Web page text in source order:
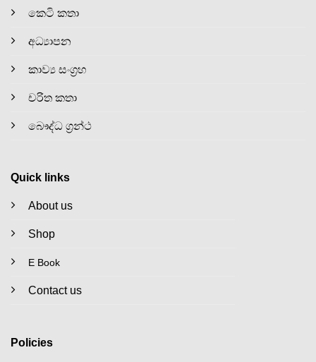
කෙටි කතා
අධ්‍යාපන
කාව්‍ය සංග්‍රහ
චරිත කතා
බෞද්ධ ග්‍රන්ථ
Quick links
About us
Shop
E Book
Contact us
Policies